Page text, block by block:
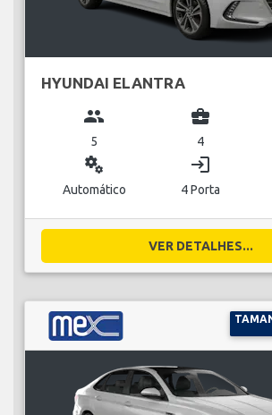
HYUNDAI ELANTRA
group
5
business_center
4
miscellaneous_services
Automático
login
4 Porta
VER DETALHES...